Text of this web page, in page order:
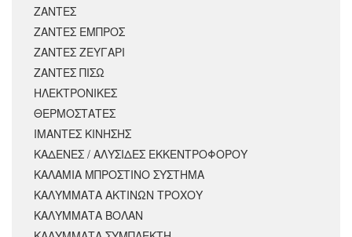
ΖΑΝΤΕΣ
ΖΑΝΤΕΣ ΕΜΠΡΟΣ
ΖΑΝΤΕΣ ΖΕΥΓΑΡΙ
ΖΑΝΤΕΣ ΠΙΣΩ
ΗΛΕΚΤΡΟΝΙΚΕΣ
ΘΕΡΜΟΣΤΑΤΕΣ
ΙΜΑΝΤΕΣ ΚΙΝΗΣΗΣ
ΚΑΔΕΝΕΣ / ΑΛΥΣΙΔΕΣ ΕΚΚΕΝΤΡΟΦΟΡΟΥ
ΚΑΛΑΜΙΑ ΜΠΡΟΣΤΙΝΟ ΣΥΣΤΗΜΑ
ΚΑΛΥΜΜΑΤΑ ΑΚΤΙΝΩΝ ΤΡΟΧΟΥ
ΚΑΛΥΜΜΑΤΑ ΒΟΛΑΝ